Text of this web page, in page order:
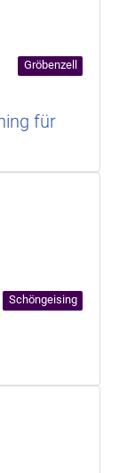
Gröbenzell
für
Schöngeising